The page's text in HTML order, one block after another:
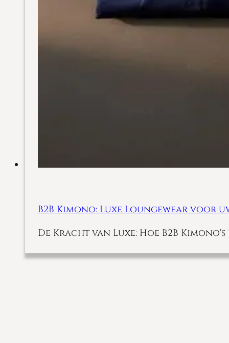
B2B Kimono: Luxe Loungewear voor
De Kracht van Luxe: Hoe B2B